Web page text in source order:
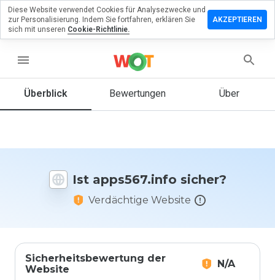
menu
Überblick Bewertungen Über
Ist apps567.info sicher?
Verdächtige Website
Sicherheitsbewertung der
Website
N/A
würden
Skala von
Diese Website verwendet Cookies für Analysezwecke und
zur Personalisierung. Indem Sie fortfahren, erklären Sie
sich mit unseren Cookie-Richtlinie.
AKZEPTIEREN